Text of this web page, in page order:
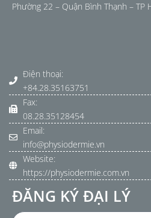
Phường 22 – Quận Bình Thạnh – TP
Điện thoại:
+84.28.35163751
Fax:
08.28.35128454
Email:
info@physiodermie.vn
Website:
https://physiodermie.com.vn
ĐĂNG KÝ ĐẠI LÝ